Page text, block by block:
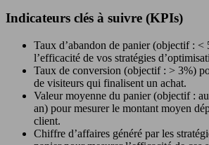
Indicateurs clés à suivre (KPIs)
Taux d’abandon de panier (objectif : <
l’efficacité de vos stratégies
Taux de conversion (objectif : > 3%)
de visiteurs qui finalisent un achat.
Valeur moyenne du panier (objectif :
an) pour mesurer le montant moyen
client.
Chiffre d’affaires généré par les